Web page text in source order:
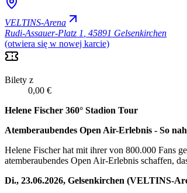
VELTINS-Arena
Rudi-Assauer-Platz 1 45891 Gelsenkirchen
(otwiera się w nowej karcie)
Bilety z
0,00 €
Helene Fischer 360° Stadion Tour
Atemberaubendes Open Air-Erlebnis - So
Helene Fischer hat mit ihrer von 800.000 Fans
atemberaubendes Open Air-Erlebnis schaffen,
Di., 23.06.2026, Gelsenkirchen (VELTINS-